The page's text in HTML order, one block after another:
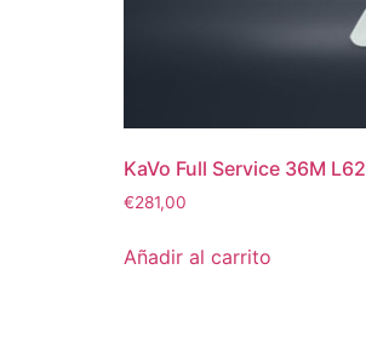
KaVo Full Service 36M L62
€281,00
Añadir al carrito